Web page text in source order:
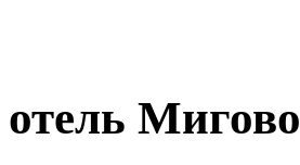
отель Мигово